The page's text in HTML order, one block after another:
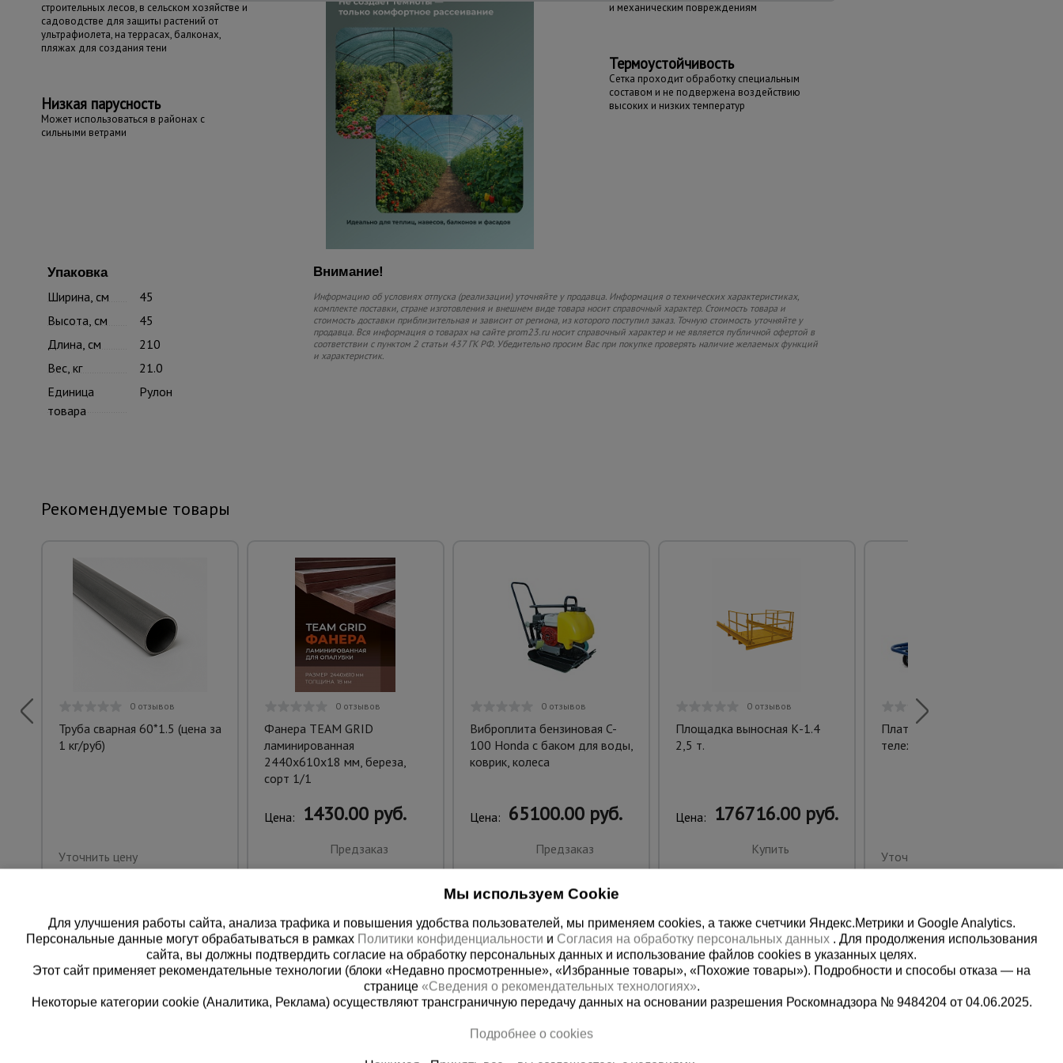
строительных лесов, в сельском хозяйстве и
садоводстве для защиты растений от
ультрафиолета, на террасах, балконах,
пляжах для создания тени
Низкая парусность
Может использоваться в районах с
сильными ветрами
и механическим повреждениям
Термоустойчивость
Сетка проходит обработку специальным
составом и не подвержена воздействию
высоких и низких температур
Упаковка
Ширина, см
45
Высота, см
45
Длина, см
210
Вес, кг
21.0
Единица
товара
Рулон
Внимание!
Информацию об условиях отпуска (реализации) уточняйте у продавца. Информация о технических характеристиках,
комплекте поставки, стране изготовления и внешнем виде товара носит справочный характер. Стоимость товара и
стоимость доставки приблизительная и зависит от региона, из которого поступил заказ. Точную стоимость уточняйте у
продавца. Вся информация о товарах на сайте prom23.ru носит справочный характер и не является публичной офертой в
соответствии с пунктом 2 статьи 437 ГК РФ. Убедительно просим Вас при покупке проверять наличие желаемых функций
и характеристик.
Рекомендуемые товары
0 отзывов
Труба сварная 60*1.5 (цена за
1 кг/руб)
Уточнить цену
0 отзывов
Фанера TEAM GRID
ламинированная
2440х610х18 мм, береза,
сорт 1/1
Цена: 1430.00 руб.
Предзаказ
0 отзывов
Виброплита бензиновая C-
100 Honda с баком для воды,
коврик, колеса
Цена: 65100.00 руб.
Предзаказ
0 отзывов
Площадка выносная К-1.4
2,5 т.
Цена: 176716.00 руб.
Купить
Платформенная каркасная
тележка ПК-5.8 125 мм
Уточнить цену
Мы используем Cookie
Для улучшения работы сайта, анализа трафика и повышения удобства пользователей, мы применяем cookies, а также счетчики Яндекс.Метрики и Google Analytics.
Персональные данные могут обрабатываться в рамках Политики конфиденциальности и Согласия на обработку персональных данных . Для продолжения использования
сайта, вы должны подтвердить согласие на обработку персональных данных и использование файлов cookies в указанных целях.
Этот сайт применяет рекомендательные технологии (блоки «Недавно просмотренные», «Избранные товары», «Похожие товары»). Подробности и способы отказа — на
странице «Сведения о рекомендательных технологиях».
Некоторые категории cookie (Аналитика, Реклама) осуществляют трансграничную передачу данных на основании разрешения Роскомнадзора № 9484204 от 04.06.2025.
Подробнее о cookies